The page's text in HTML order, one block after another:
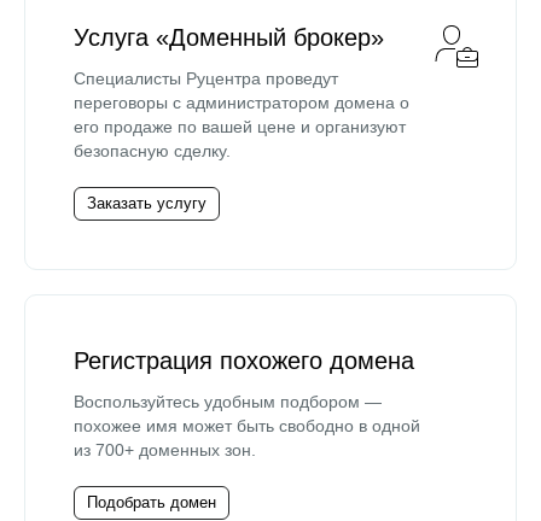
Услуга «Доменный брокер»
Специалисты Руцентра проведут
переговоры с администратором домена о
его продаже по вашей цене и организуют
безопасную сделку.
Заказать услугу
Регистрация похожего домена
Воспользуйтесь удобным подбором —
похожее имя может быть свободно в одной
из 700+ доменных зон.
Подобрать домен